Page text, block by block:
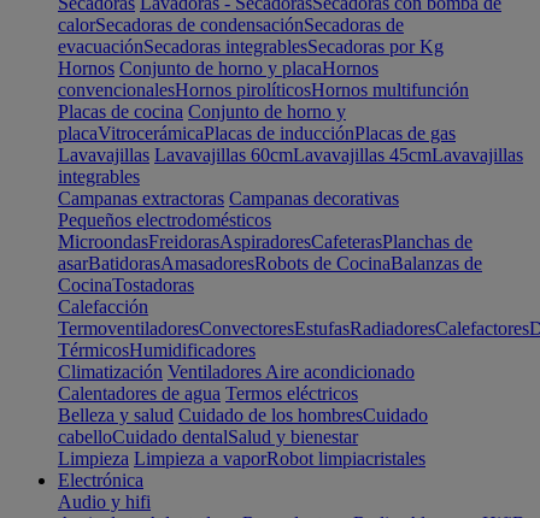
calorSecadoras de condensaciónSecadoras de
evacuaciónSecadoras integrablesSecadoras por Kg
Hornos Conjunto de horno y placaHornos
convencionalesHornos pirolíticosHornos multifunción
Placas de cocina Conjunto de horno y
placaVitrocerámicaPlacas de inducciónPlacas de gas
Lavavajillas Lavavajillas 60cmLavavajillas 45cmLavavajillas
integrables
Campanas extractoras Campanas decorativas
Pequeños electrodomésticos
MicroondasFreidorasAspiradoresCafeterasPlanchas de
asarBatidorasAmasadoresRobots de CocinaBalanzas de
CocinaTostadoras
Calefacción
TermoventiladoresConvectoresEstufasRadiadoresCalefactores
TérmicosHumidificadores
Climatización Ventiladores Aire acondicionado
Calentadores de agua Termos eléctricos
Belleza y salud Cuidado de los hombresCuidado
cabelloCuidado dentalSalud y bienestar
Limpieza Limpieza a vaporRobot limpiacristales
Electrónica
Audio y hifi